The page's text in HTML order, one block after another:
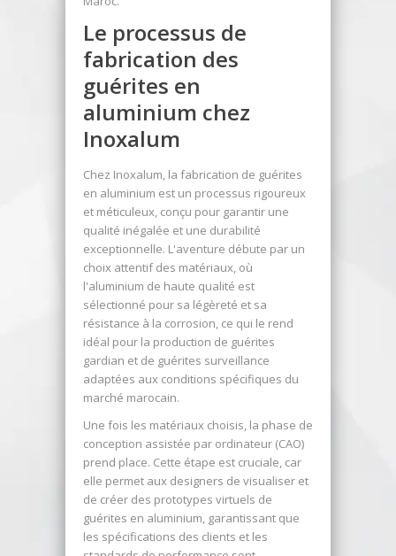
Le processus de
fabrication des
guérites en
aluminium chez
Inoxalum
Chez Inoxalum, la fabrication de guérites
en aluminium est un processus rigoureux
et méticuleux, conçu pour garantir une
qualité inégalée et une durabilité
exceptionnelle. L'aventure débute par un
choix attentif des matériaux, où
l'aluminium de haute qualité est
sélectionné pour sa légèreté et sa
résistance à la corrosion, ce qui le rend
idéal pour la production de guérites
gardian et de guérites surveillance
adaptées aux conditions spécifiques du
marché marocain.
Une fois les matériaux choisis, la phase de
conception assistée par ordinateur (CAO)
prend place. Cette étape est cruciale, car
elle permet aux designers de visualiser et
de créer des prototypes virtuels de
guérites en aluminium, garantissant que
les spécifications des clients et les